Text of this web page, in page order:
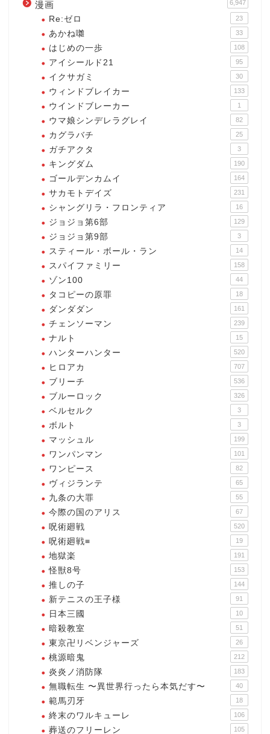
漫画 6,947
Re:ゼロ 23
あかね囃 33
はじめの一歩 108
アイシールド21 95
イクサガミ 30
ウィンドブレイカー 133
ウインドブレーカー 1
ウマ娘シンデレラグレイ 82
カグラバチ 25
ガチアクタ 3
キングダム 190
ゴールデンカムイ 164
サカモトデイズ 231
シャングリラ・フロンティア 16
ジョジョ第6部 129
ジョジョ第9部 3
スティール・ボール・ラン 14
スパイファミリー 158
ゾン100 44
タコピーの原罪 18
ダンダダン 161
チェンソーマン 239
ナルト 15
ハンターハンター 520
ヒロアカ 707
ブリーチ 536
ブルーロック 326
ベルセルク 3
ボルト 3
マッシュル 199
ワンパンマン 101
ワンピース 82
ヴィジランテ 65
九条の大罪 55
今際の国のアリス 67
呪術廻戦 520
呪術廻戦≡ 19
地獄楽 191
怪獣8号 153
推しの子 144
新テニスの王子様 91
日本三國 10
暗殺教室 51
東京卍リベンジャーズ 26
桃源暗鬼 212
炎炎ノ消防隊 183
無職転生 〜異世界行ったら本気だす〜 40
範馬刃牙 18
終末のワルキューレ 106
葬送のフリーレン 105